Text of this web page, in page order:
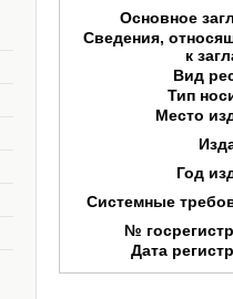
Основное
Сведения,
к
Вид
Тип
Место
Год
Системные
№
Дата